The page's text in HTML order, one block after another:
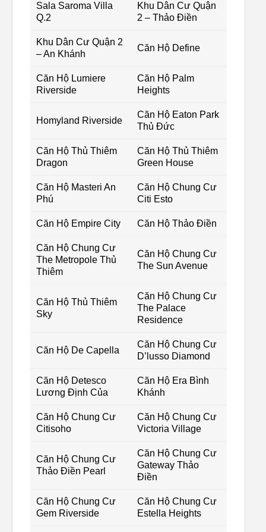
Sala Saroma Villa
Q.2
Khu Dân Cư Quận
2 – Thảo Điền
Khu Dân Cư Quận 2
– An Khánh
Căn Hộ Define
Căn Hộ Lumiere
Riverside
Căn Hộ Palm
Heights
Homyland Riverside
Căn Hộ Eaton Park
Thủ Đức
Căn Hộ Thủ Thiêm
Dragon
Căn Hộ Thủ Thiêm
Green House
Căn Hộ Masteri An
Phú
Căn Hộ Chung Cư
Citi Esto
Căn Hộ Empire City Căn Hộ Thảo Điền
Căn Hộ Chung Cư
The Metropole Thủ
Thiêm
Căn Hộ Chung Cư
The Sun Avenue
Căn Hộ Thủ Thiêm
Sky
Căn Hộ Chung Cư
The Palace
Residence
Căn Hộ De Capella
Căn Hộ Chung Cư
D’lusso Diamond
Căn Hộ Detesco
Lương Định Của
Căn Hộ Era Bình
Khánh
Căn Hộ Chung Cư
Citisoho
Căn Hộ Chung Cư
Victoria Village
Căn Hộ Chung Cư
Thảo Điền Pearl
Căn Hộ Chung Cư
Gateway Thảo
Điền
Căn Hộ Chung Cư
Gem Riverside
Căn Hộ Chung Cư
Estella Heights